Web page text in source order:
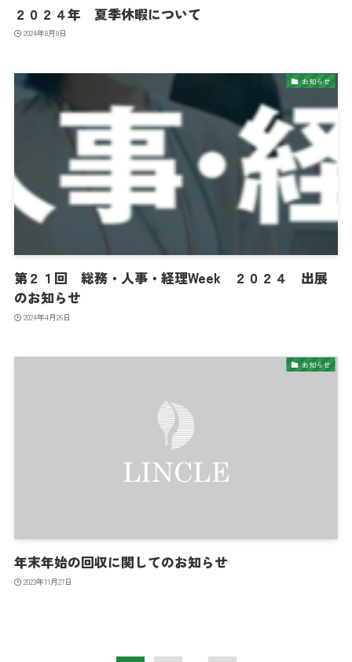
２０２４年 夏季休暇について
2024年8月8日
お知らせ
第２１回 総務・人事・経理Week ２０２４ 出展
のお知らせ
2024年4月26日
お知らせ
年末年始の回収に関してのお知らせ
2023年11月27日